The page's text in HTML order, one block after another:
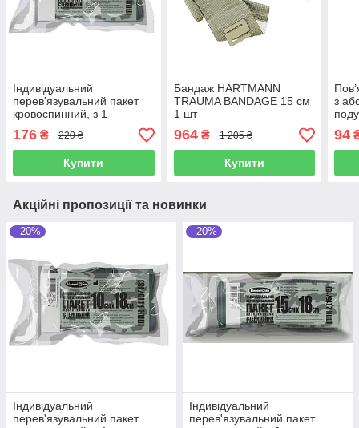
Індивідуальний
перев'язувальний пакет
кровоспинний, з 1
подушечкою 10х18см
"Білосніжка" стерильний
176 ₴ 220 ₴
Купити
Бандаж HARTMANN
TRAUMA BANDAGE 15 см
1 шт
964₴ 1 205 ₴
Купити
з
94
Акційні пропозиції та новинки
–20%
Індивідуальний
перев'язувальний пакет
–20%
Індивідуальний
перев'язувальний пакет